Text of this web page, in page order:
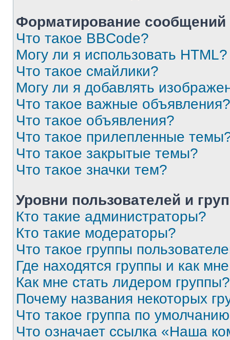
Форматирование
Что такое BBCode?
Могу ли я использовать HTML?
Что такое смайлики?
Могу ли я добавлять
Что такое важные объявления?
Что такое объявления?
Что такое прилепленные
Что такое закрытые темы?
Что такое значки тем?
Уровни пользователей и
Кто такие администраторы?
Кто такие модераторы?
Что такое группы
Где находятся группы и как
Как мне стать лидером группы?
Почему названия некоторых
Что такое группа по
Что означает ссылка «Наша